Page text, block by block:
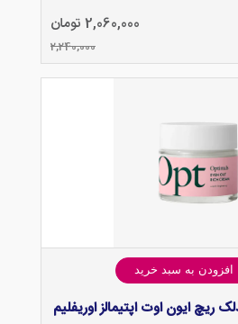
2,060,000 تومان
2,240,000
افزودن به سبد خرید
ریچ ایون اوت اپتیمالز اوریفلیم